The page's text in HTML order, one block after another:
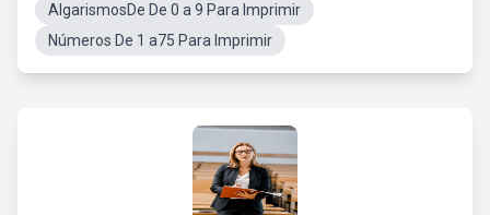
AlgarismosDe De 0 a 9 Para Imprimir
Números De 1 a75 Para Imprimir